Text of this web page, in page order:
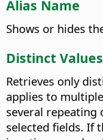
Alias Name
Shows or hides
Distinct Values
Retrieves only
applies to
several repeating
selected fields. If